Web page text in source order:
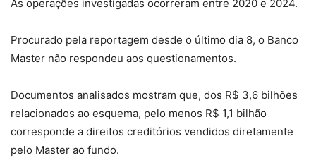
As operações investigadas ocorreram entre 2020 e 2024.
Procurado pela reportagem desde o último dia 8, o Banco
Master não respondeu aos questionamentos.
Documentos analisados mostram que, dos R$ 3,6 bilhões
relacionados ao esquema, pelo menos R$ 1,1 bilhão
corresponde a direitos creditórios vendidos diretamente
pelo Master ao fundo.